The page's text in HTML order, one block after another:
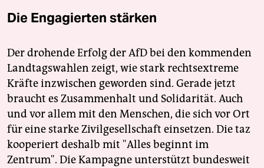
Die Engagierten stärken
Der drohende Erfolg der AfD bei den kommenden
Landtagswahlen zeigt, wie stark rechtsextreme
Kräfte inzwischen geworden sind. Gerade jetzt
braucht es Zusammenhalt und Solidarität. Auch
und vor allem mit den Menschen, die sich vor Ort
für eine starke Zivilgesellschaft einsetzen. Die taz
kooperiert deshalb mit "Alles beginnt im
Zentrum". Die Kampagne unterstützt bundesweit